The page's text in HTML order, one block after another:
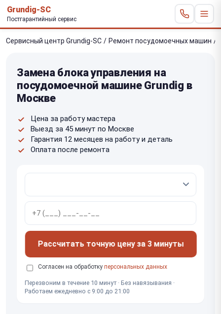
Grundig-SC
Постгарантийный сервис
Сервисный центр Grundig-SC / Ремонт посудомоечных машин /
Замена блока управления на
посудомоечной машине Grundig в
Москве
Цена за работу мастера
Выезд за 45 минут по Москве
Гарантия 12 месяцев на работу и деталь
Оплата после ремонта
Рассчитать точную цену за 3 минуты
Согласен на обработку персональных данных
Перезвоним в течение 10 минут · Без навязывания ·
Работаем ежедневно с 9:00 до 21:00